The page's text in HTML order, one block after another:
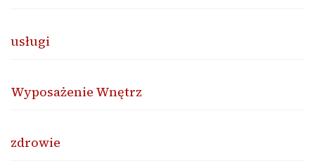
usługi
Wyposażenie Wnętrz
zdrowie